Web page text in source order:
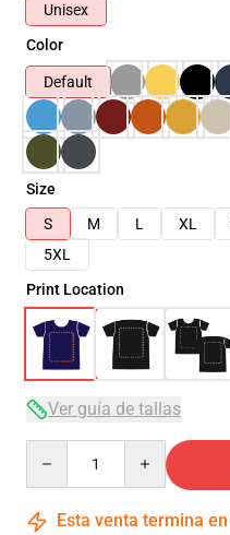
Unisex
Color
Default
Size
S
M L XL
5XL
Print Location
Ver guía de tallas
Esta venta termina en